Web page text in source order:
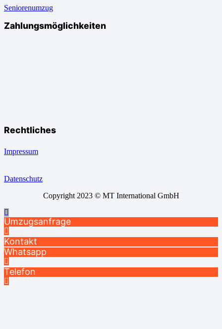
Seniorenumzug
Zahlungsmöglichkeiten
Rechtliches
Impressum
Datenschutz
Copyright 2023 © MT International GmbH
Umzugsanfrage
Kontakt
Whatsapp
Telefon